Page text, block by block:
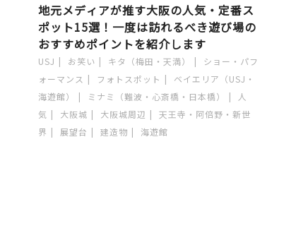
地元メディアが推す大阪の人気・定番ス
ポット15選！一度は訪れるべき遊び場の
おすすめポイントを紹介します
USJ お笑い キタ（梅田・天満）
ショー・パフ
ォーマンス
フォトスポット
ベイエリア（USJ・
海遊館）
ミナミ（難波・心斎橋・日本橋）
人
気
大阪城 大阪城周辺
天王寺・阿倍野・新世
界
展望台 建造物 海遊館